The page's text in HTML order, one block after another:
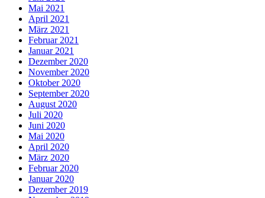
Mai 2021
April 2021
März 2021
Februar 2021
Januar 2021
Dezember 2020
November 2020
Oktober 2020
September 2020
August 2020
Juli 2020
Juni 2020
Mai 2020
April 2020
März 2020
Februar 2020
Januar 2020
Dezember 2019